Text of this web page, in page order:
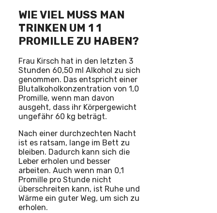
WIE VIEL MUSS MAN
TRINKEN UM 1 1
PROMILLE ZU HABEN?
Frau Kirsch hat in den letzten 3
Stunden 60,50 ml Alkohol zu sich
genommen. Das entspricht einer
Blutalkoholkonzentration von 1,0
Promille, wenn man davon
ausgeht, dass ihr Körpergewicht
ungefähr 60 kg beträgt.
Nach einer durchzechten Nacht
ist es ratsam, lange im Bett zu
bleiben. Dadurch kann sich die
Leber erholen und besser
arbeiten. Auch wenn man 0,1
Promille pro Stunde nicht
überschreiten kann, ist Ruhe und
Wärme ein guter Weg, um sich zu
erholen.